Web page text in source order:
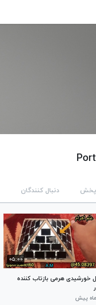
پخش دنبال کنندگان
۰۵:۰۰
خورشیدی هرمی بازتاب کننده